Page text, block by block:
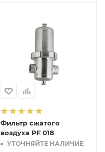
Фильтр сжатого
воздуха PF 018
УТОЧНЯЙТЕ НАЛИЧИЕ